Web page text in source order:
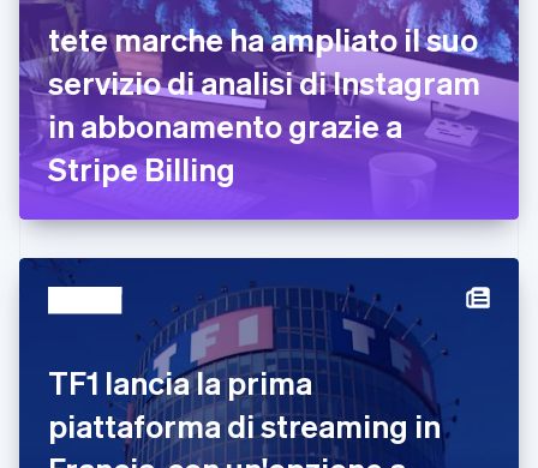
tete marche ha ampliato il suo
servizio di analisi di Instagram
in abbonamento grazie a
Stripe Billing
TF1 lancia la prima
piattaforma di streaming in
Emirati Arabi Uniti
English
Estonia
English
Finlandia
English
Francia
Français
Germania
Giappone
日本語English
Gibilterra
English
India
English
Irlanda